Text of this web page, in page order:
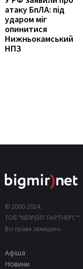
атаку БпЛА: під
ударом міг
опинитися
Нижньокамський
НПЗ
© 2000-2024,
ТОВ "КЕПРЕЙТ ПАРТНЕРС"".
Всі права захищені.
Афіша
Новини